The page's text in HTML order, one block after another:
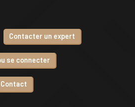
Contacter un expert
se connecter
Contact